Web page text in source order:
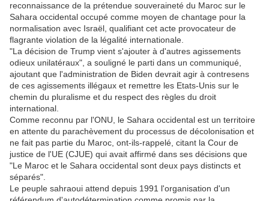
reconnaissance de la prétendue souveraineté du Maroc sur le
Sahara occidental occupé comme moyen de chantage pour la
normalisation avec Israël, qualifiant cet acte provocateur de
flagrante violation de la légalité internationale.
"La décision de Trump vient s'ajouter à d'autres agissements
odieux unilatéraux", a souligné le parti dans un communiqué,
ajoutant que l'administration de Biden devrait agir à contresens
de ces agissements illégaux et remettre les Etats-Unis sur le
chemin du pluralisme et du respect des règles du droit
international.
Comme reconnu par l'ONU, le Sahara occidental est un territoire
en attente du parachèvement du processus de décolonisation et
ne fait pas partie du Maroc, ont-ils-rappelé, citant la Cour de
justice de l'UE (CJUE) qui avait affirmé dans ses décisions que
"Le Maroc et le Sahara occidental sont deux pays distincts et
séparés".
Le peuple sahraoui attend depuis 1991 l'organisation d'un